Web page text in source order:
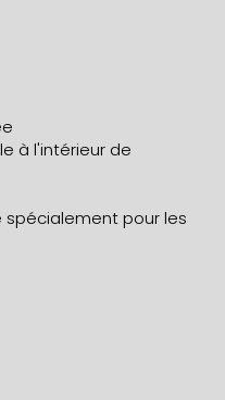
à l'intérieur de
pour les